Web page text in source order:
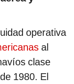
operativa
al
clase
1980. El